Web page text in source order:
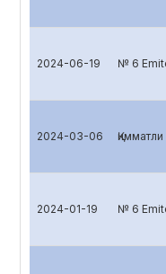
2024-06-19 № 6
2024-03-06
2024-01-19 № 6